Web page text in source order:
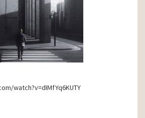
watch?v=dIMfYq6KUTY